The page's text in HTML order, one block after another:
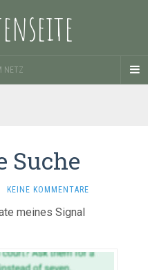
NETZ
Suche
KEINE KOMMENTARE
meines Signal